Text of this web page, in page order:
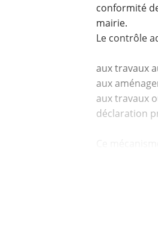
conformité
mairie.
Le contrôle
aux travaux
aux
aux travaux
déclaration